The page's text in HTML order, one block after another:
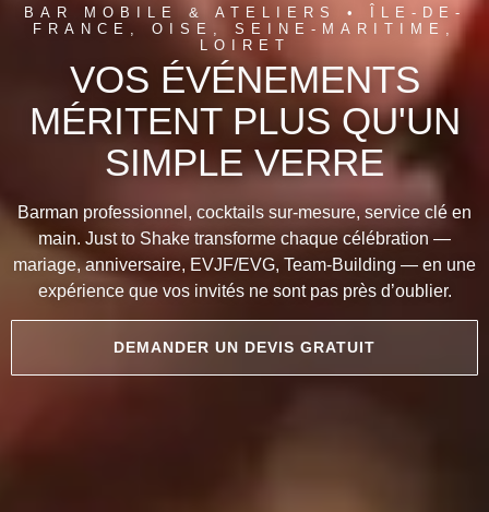
BAR MOBILE & ATELIERS • ÎLE-DE-
FRANCE, OISE, SEINE-MARITIME,
LOIRET
VOS ÉVÉNEMENTS
MÉRITENT PLUS QU'UN
SIMPLE VERRE
Barman professionnel, cocktails sur-mesure, service clé en
main. Just to Shake transforme chaque célébration —
mariage, anniversaire, EVJF/EVG, Team-Building — en une
expérience que vos invités ne sont pas près d’oublier.
DEMANDER UN DEVIS GRATUIT